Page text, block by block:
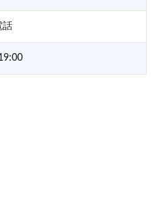
話